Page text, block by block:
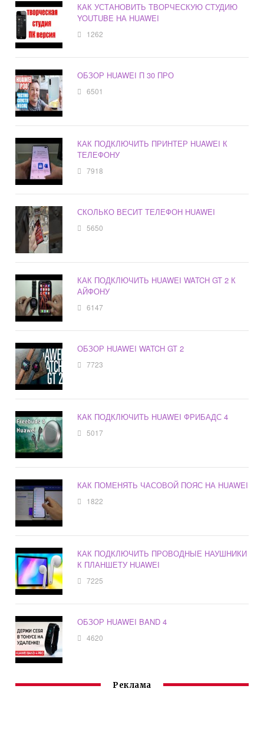
КАК УСТАНОВИТЬ ТВОРЧЕСКУЮ СТУДИЮ
YOUTUBE НА HUAWEI
1262
ОБЗОР HUAWEI П 30 ПРО
6501
КАК ПОДКЛЮЧИТЬ ПРИНТЕР HUAWEI К
ТЕЛЕФОНУ
7918
СКОЛЬКО ВЕСИТ ТЕЛЕФОН HUAWEI
5650
КАК ПОДКЛЮЧИТЬ HUAWEI WATCH GT 2 К
АЙФОНУ
6147
ОБЗОР HUAWEI WATCH GT 2
7723
КАК ПОДКЛЮЧИТЬ HUAWEI ФРИБАДС 4
5017
КАК ПОМЕНЯТЬ ЧАСОВОЙ ПОЯС НА HUAWEI
1822
КАК ПОДКЛЮЧИТЬ ПРОВОДНЫЕ НАУШНИКИ
К ПЛАНШЕТУ HUAWEI
7225
ОБЗОР HUAWEI BAND 4
4620
Реклама